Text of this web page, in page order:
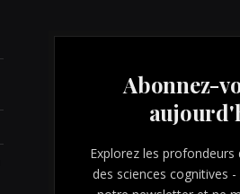
Abonnez-
Explorez les
des sciences cognitives